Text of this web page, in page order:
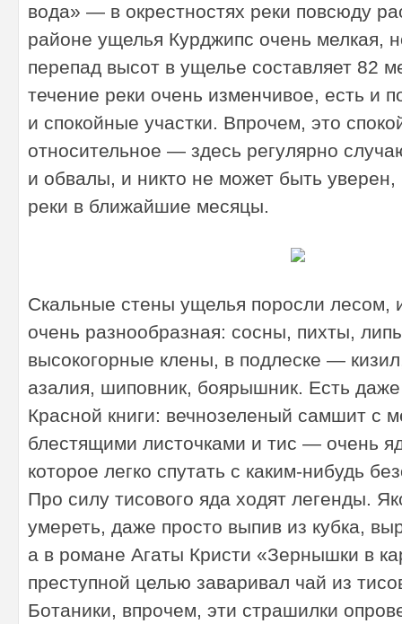
вода» — в окрестностях реки повсюду
районе ущелья Курджипс очень мелкая,
перепад высот в ущелье составляет 82
течение реки очень изменчивое, есть и
и спокойные участки. Впрочем, это
относительное — здесь регулярно
и обвалы, и никто не может быть уверен,
реки в ближайшие месяцы.
Скальные стены ущелья поросли лесом,
очень разнообразная: сосны, пихты,
высокогорные клены, в подлеске —
азалия, шиповник, боярышник. Есть
Красной книги: вечнозеленый самшит с
блестящими листочками и тис — очень
которое легко спутать с каким-нибудь
Про силу тисового яда ходят легенды.
умереть, даже просто выпив из кубка,
а в романе Агаты Кристи «Зернышки в
преступной целью заваривал чай из
Ботаники, впрочем, эти страшилки